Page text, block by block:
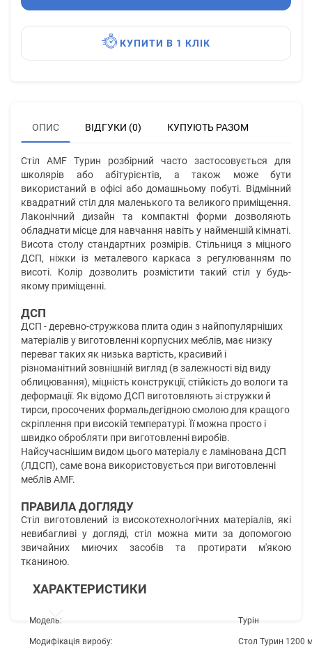
КУПИТИ В 1 КЛІК
ОПИС ВІДГУКИ (0) КУПУЮТЬ РАЗОМ
Стіл AMF Турин розбірний часто застосовується для
школярів або абітурієнтів, а також може бути
використаний в офісі або домашньому побуті. Відмінний
квадратний стіл для маленького та великого приміщення.
Лаконічний дизайн та компактні форми дозволяють
обладнати місце для навчання навіть у найменшій кімнаті.
Висота столу стандартних розмірів. Стільниця з міцного
ДСП, ніжки із металевого каркаса з регулюванням по
висоті. Колір дозволить розмістити такий стіл у будь-
якому приміщенні.
ДСП
ДСП - деревно-стружкова плита один з найпопулярніших
матеріалів у виготовленні корпусних меблів, має низку
переваг таких як низька вартість, красивий і
різноманітний зовнішній вигляд (в залежності від виду
облицювання), міцність конструкції, стійкість до вологи та
деформації. Як відомо ДСП виготовляють зі стружки й
тирси, просочених формальдегідною смолою для кращого
скріплення при високій температурі. Її можна просто і
швидко обробляти при виготовленні виробів.
Найсучаснішим видом цього матеріалу є ламінована ДСП
(ЛДСП), саме вона використовується при виготовленні
меблів AMF.
ПРАВИЛА ДОГЛЯДУ
Стіл виготовлений із високотехнологічних матеріалів, які
невибагливі у догляді, стіл можна мити за допомогою
звичайних миючих засобів та протирати м'якою
тканиною.
ХАРАКТЕРИСТИКИ
Модель: Турін
Модифікація виробу: Стол Турин 1200